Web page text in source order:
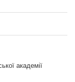
академії